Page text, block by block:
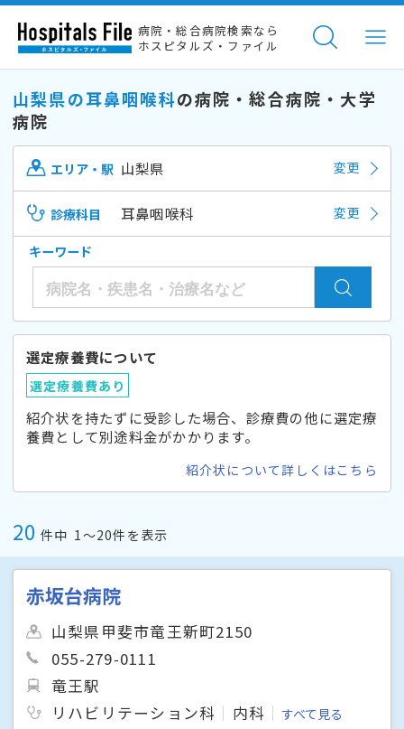
病院・総合病院検索なら
ホスピタルズ・ファイル
山梨県の耳鼻咽喉科の病院・総合病院・大学
病院
エリア・駅 山梨県 変更
診療科目 耳鼻咽喉科 変更
キーワード
選定療養費について
選定療養費あり
紹介状を持たずに受診した場合、診療費の他に選定療
養費として別途料金がかかります。
紹介状について詳しくはこちら
20 件中 1〜20件を表示
赤坂台病院
山梨県甲斐市竜王新町2150
055-279-0111
竜王駅
リハビリテーション科
内科 すべて見る